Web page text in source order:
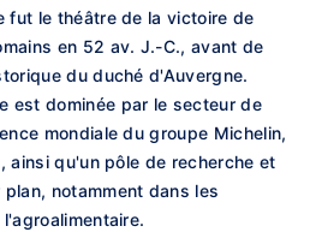
fut le théâtre de la victoire de
en 52 av. J.-C., avant de
du duché d'Auvergne.
est dominée par le secteur de
mondiale du groupe Michelin,
ainsi qu'un pôle de recherche et
notamment dans les